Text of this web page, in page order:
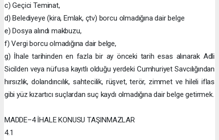
c) Geçici Teminat,
d) Belediyeye (kira, Emlak, çtv) borcu olmadığına dair belge
e) Dosya alındı makbuzu,
f) Vergi borcu olmadığına dair belge,
g) İhale tarihinden en fazla bir ay önceki tarih esas alınarak Adli
Sicilden veya nüfusa kayıtlı olduğu yerdeki Cumhuriyet Savcılığından
hırsızlık, dolandırıcılık, sahtecilik, rüşvet, terör, zimmet ve hileli iflas
gibi yüz kızartıcı suçlardan suç kaydı olmadığına dair belge getirmek.
MADDE–4 İHALE KONUSU TAŞINMAZLAR
4.1